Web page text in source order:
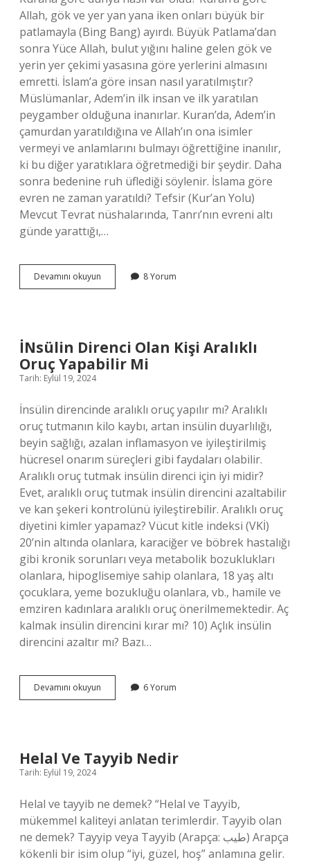
Allah, gök ve yer yan yana iken onları büyük bir
patlamayla (Bing Bang) ayırdı. Büyük Patlama’dan
sonra Yüce Allah, bulut yığını haline gelen gök ve
yerin yer çekimi yasasına göre yerlerini almasını
emretti. İslam’a göre insan nasıl yaratılmıştır?
Müslümanlar, Adem’in ilk insan ve ilk yaratılan
peygamber olduğuna inanırlar. Kuran’da, Adem’in
çamurdan yaratıldığına ve Allah’ın ona isimler
vermeyi ve anlamlarını bulmayı öğrettiğine inanılır,
ki bu diğer yaratıklara öğretmediği bir şeydir. Daha
sonra bedenine ruh üflediği söylenir. İslama göre
evren ne zaman yaratıldı? Tefsir (Kur’an Yolu)
Mevcut Tevrat nüshalarında, Tanrı’nın evreni altı
günde yarattığı,…
Devamını okuyun
Dinine
8 Yorum
İNsülin Direnci Olan Kişi Aralıklı
Oruç Yapabilir Mi
Tarih: Eylül 19, 2024
İnsülin direncinde aralıklı oruç yapılır mı? Aralıklı
oruç tutmanın kilo kaybı, artan insülin duyarlılığı,
beyin sağlığı, azalan inflamasyon ve iyileştirilmiş
hücresel onarım süreçleri gibi faydaları olabilir.
Aralıklı oruç tutmak insülin direnci için iyi midir?
Evet, aralıklı oruç tutmak insülin direncini azaltabilir
ve kan şekeri kontrolünü iyileştirebilir. Aralıklı oruç
diyetini kimler yapamaz? Vücut kitle indeksi (VKİ)
20’nin altında olanlara, karaciğer ve böbrek hastalığı
gibi kronik sorunları veya metabolik bozuklukları
olanlara, hipoglisemiye sahip olanlara, 18 yaş altı
çocuklara, yeme bozukluğu olanlara, vb., hamile ve
emziren kadınlara aralıklı oruç önerilmemektedir. Aç
kalmak insülin direncini kırar mı? 10) Açlık insülin
direncini azaltır mı? Bazı…
Devamını okuyun
Direnci
Yapabilir
6 Yorum
Helal Ve Tayyib Nedir
Tarih: Eylül 19, 2024
Helal ve tayyib ne demek? “Helal ve Tayyib,
mükemmel kaliteyi anlatan terimlerdir. Tayyib olan
ne demek? Tayyip veya Tayyib (Arapça: طيب) Arapça
kökenli bir isim olup “iyi, güzel, hoş” anlamına gelir.